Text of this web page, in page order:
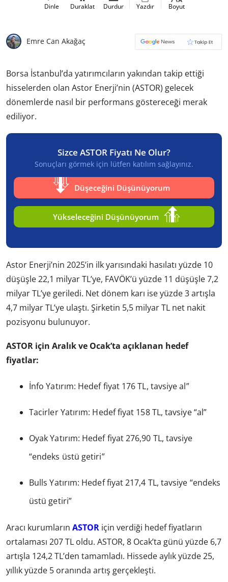
Dinle Duraklat Durdur Yazdır Boyut
Emre Can Akağaç
Borsa İstanbul’da yatırımcıların yakından takip ettiği
hisselerden olan Astor Enerji’nin (ASTOR) gelecek
dönemlerde nasıl bir performans göstereceği merak
ediliyor.
Sizce ASTOR Fiyatı Ne Olur?
Sonuçları görmek için lütfen katılım sağlayınız.
Düşeceğini Düşünüyorum
Yükseleceğini Düşünüyorum
Astor Enerji’nin 2025’in ilk yarısındaki hasılatı yüzde 10
düşüşle 22,1 milyar TL’ye, FAVÖK’ü yüzde 11 düşüşle 7,2
milyar TL’ye geriledi. Net dönem karı ise yüzde 3 artışla
4,7 milyar TL’ye ulaştı. Şirketin 5,5 milyar TL net nakit
pozisyonu bulunuyor.
ASTOR için Aralık ve Ocak’ta açıklanan hedef
fiyatlar:
İnfo Yatırım: Hedef fiyat 176 TL, tavsiye al”
Tacirler Yatırım: Hedef fiyat 158 TL, tavsiye “al”
Oyak Yatırım: Hedef fiyat 276,90 TL, tavsiye
“endeks üstü getiri”
Bulls Yatırım: Hedef fiyat 217,4 TL, tavsiye “endeks
üstü getiri”
Aracı kurumların ASTOR için verdiği hedef fiyatların
ortalaması 207 TL oldu. ASTOR, 8 Ocak’ta günü yüzde 6,7
artışla 124,2 TL’den tamamladı. Hissede aylık yüzde 25,
yıllık yüzde 5 oranında artış gerçekleşti.